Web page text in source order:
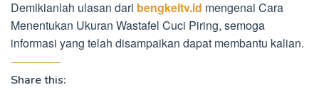
Demikianlah ulasan dari bengkeltv.id mengenai Cara
Menentukan Ukuran Wastafel Cuci Piring, semoga
informasi yang telah disampaikan dapat membantu kalian.
Share this: